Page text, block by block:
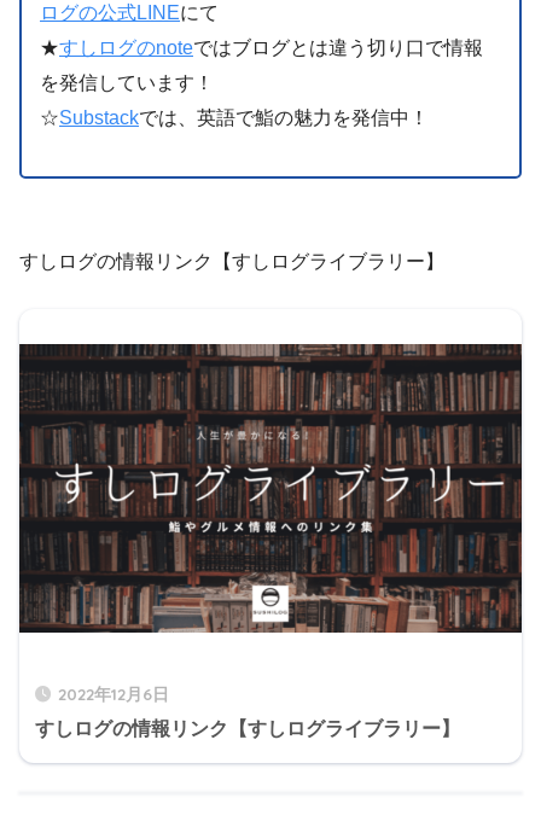
ログの公式LINEにて
★すしログのnoteではブログとは違う切り口で情報
を発信しています！
☆Substackでは、英語で鮨の魅力を発信中！
すしログの情報リンク【すしログライブラリー】
2022年12月6日
すしログの情報リンク【すしログライブラリー】